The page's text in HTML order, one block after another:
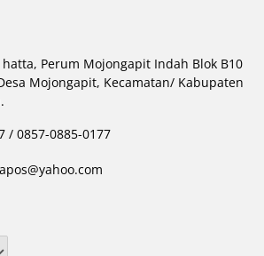
hatta, Perum Mojongapit Indah Blok B10
Mojongapit, Kecamatan/ Kabupaten
/ 0857-0885-0177